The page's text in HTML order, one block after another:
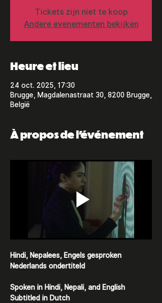
Tickets zijn niet te koop
Andere evenementen bekijken
Heure et lieu
24 oct. 2025, 17:30
Brugge, Magdalenastraat 30, 8200 Brugge,
België
À propos de l'événement
Hindi, Nepalees, Engels gesproken
Nederlands ondertiteld
Spoken in Hindi, Nepali, and English
Subtitled in Dutch